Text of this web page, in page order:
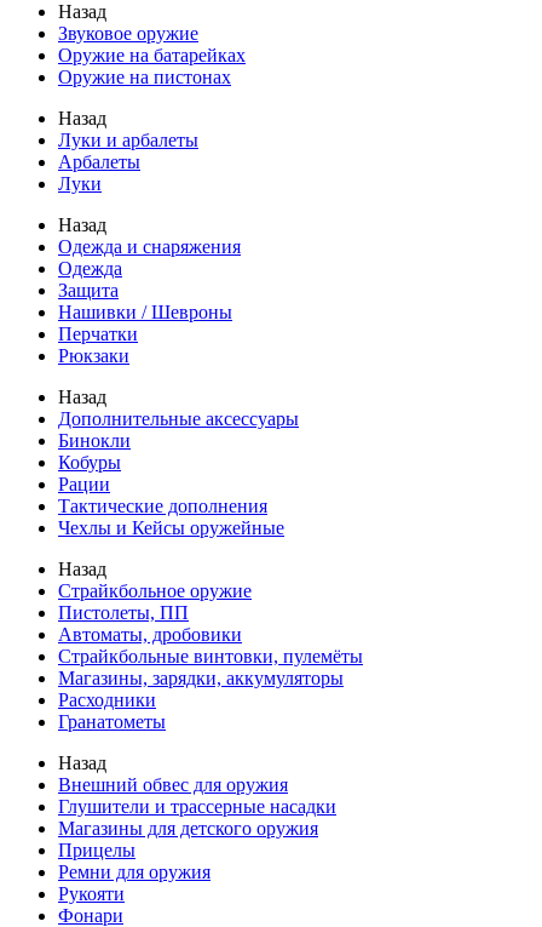
Назад
Звуковое оружие
Оружие на батарейках
Оружие на пистонах
Назад
Луки и арбалеты
Арбалеты
Луки
Назад
Одежда и снаряжения
Одежда
Защита
Нашивки / Шевроны
Перчатки
Рюкзаки
Назад
Дополнительные аксессуары
Бинокли
Кобуры
Рации
Тактические дополнения
Чехлы и Кейсы оружейные
Назад
Страйкбольное оружие
Пистолеты, ПП
Автоматы, дробовики
Страйкбольные винтовки, пулемёты
Магазины, зарядки, аккумуляторы
Расходники
Гранатометы
Назад
Внешний обвес для оружия
Глушители и трассерные насадки
Магазины для детского оружия
Прицелы
Ремни для оружия
Рукояти
Фонари